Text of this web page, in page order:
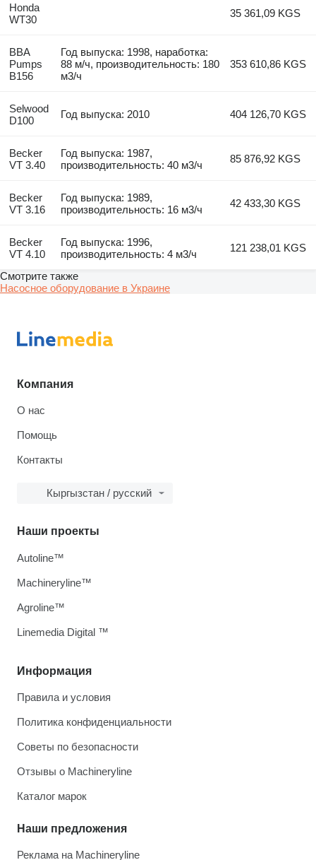
Honda
WT30
35 361,09 KGS
BBA
Pumps
B156
Год выпуска: 1998, наработка:
88 м/ч, производительность: 180
м3/ч
353 610,86 KGS
Selwood
D100
Год выпуска: 2010 404 126,70 KGS
Becker
VT 3.40
Год выпуска: 1987,
производительность: 40 м3/ч
85 876,92 KGS
Becker
VT 3.16
Год выпуска: 1989,
производительность: 16 м3/ч
42 433,30 KGS
Becker
VT 4.10
Год выпуска: 1996,
производительность: 4 м3/ч
121 238,01 KGS
Смотрите также
Насосное оборудование в Украине
Компания
О нас
Помощь
Контакты
Кыргызстан / русский
Информация
Правила и условия
Политика конфиденциальности
Советы по безопасности
Отзывы о Machineryline
Каталог марок
Наши предложения
Реклама на Machineryline
Наши проекты
Autoline™
Machineryline™
Agroline™
Linemedia Digital ™